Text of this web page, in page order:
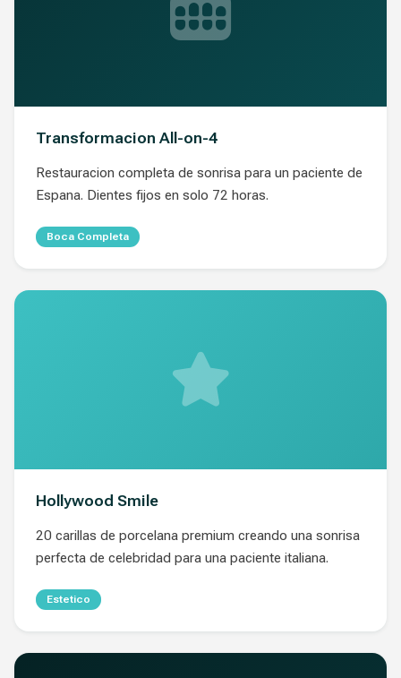
Transformacion All-on-4
Restauracion completa de sonrisa para un paciente de
Espana. Dientes fijos en solo 72 horas.
Boca Completa
Hollywood Smile
20 carillas de porcelana premium creando una sonrisa
perfecta de celebridad para una paciente italiana.
Estetico